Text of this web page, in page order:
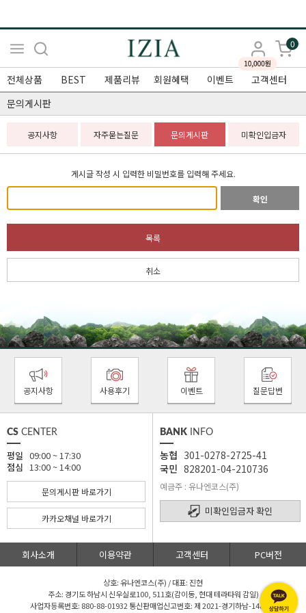
0
전체상품 BEST 제품리뷰 회원혜택 이벤트
고객센터
문의게시판
공지사항 자주묻는질문 문의게시판 미확인입금자
게시글 작성 시 입력한 비밀번호를 입력해 주세요.
확인
목록
취소
공지사항 사용후기 이벤트 질문답변
CS CENTER
평일 09:00 ~ 17:30
점심 13:00 ~ 14:00
문의게시판 바로가기
카카오채널 바로가기
BANK INFO
농협 301-0278-2725-41
국민 828201-04-210736
예금주 : 유나엔코스(주)
미확인입금자 확인
회사소개 이용약관 고객센터 PC버전
상호: 유나엔코스(주) / 대표: 진현
주소: 경기도 하남시 신우실로100, 511호(감이동, 현대 테라타워 감일)
사업자등록번호: 880-88-01932 통신판매업신고번호: 제 2021-경기하남-1480 호